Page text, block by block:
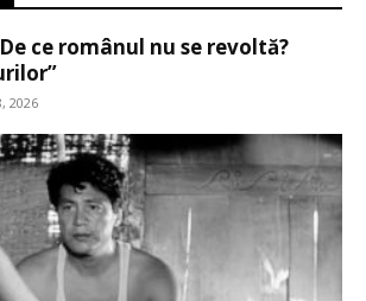
ce românul nu se revoltă?
2026